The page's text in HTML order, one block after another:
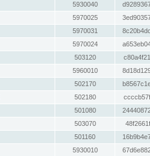
5930040
5970025
5970031
5970024
503120
5960010
502170
502180
501080
503070
501160
5930010